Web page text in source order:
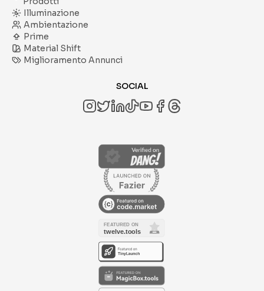
Illuminazione
Ambientazione
Prime
Material Shift
Miglioramento Annunci
SOCIAL